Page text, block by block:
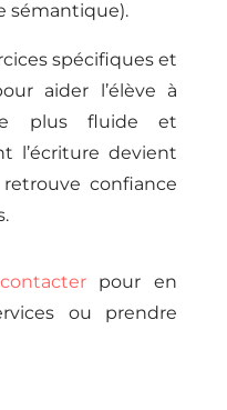
sémantique).
spécifiques et
aider l’élève à
plus fluide et
l’écriture devient
retrouve confiance
contacterpour en
ou prendre